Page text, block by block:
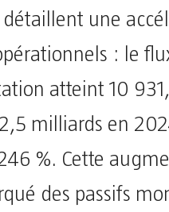
détaillent une
: le
atteint 10
milliards en
%. Cette
des passifs